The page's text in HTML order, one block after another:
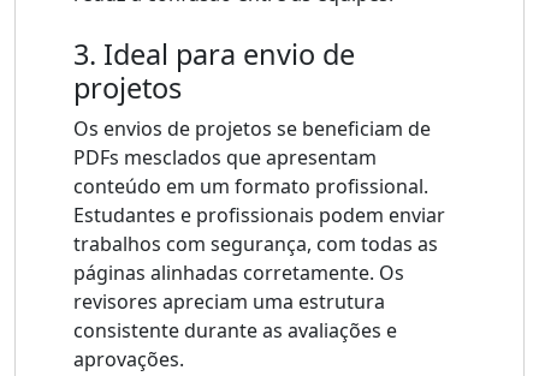
3. Ideal para envio de
projetos
Os envios de projetos se beneficiam de
PDFs mesclados que apresentam
conteúdo em um formato profissional.
Estudantes e profissionais podem enviar
trabalhos com segurança, com todas as
páginas alinhadas corretamente. Os
revisores apreciam uma estrutura
consistente durante as avaliações e
aprovações.